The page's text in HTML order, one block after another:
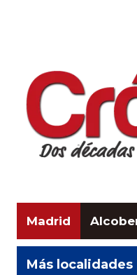
Madrid
Más localidades